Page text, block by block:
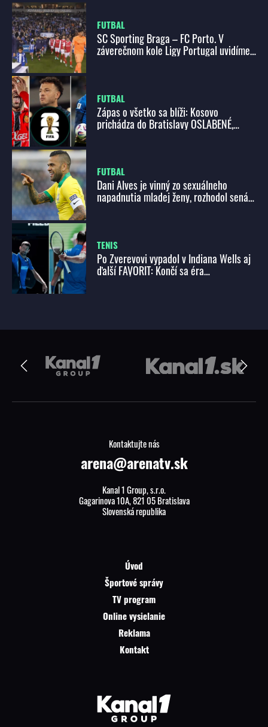
FUTBAL
SC Sporting Braga – FC Porto. V
záverečnom kole Ligy Portugal uvidíme
FUTBAL
Zápas o všetko sa blíži: Kosovo
prichádza do Bratislavy OSLABENÉ,
FUTBAL
Dani Alves je vinný zo sexuálneho
napadnutia mladej ženy, rozhodol senát.
TENIS
Po Zverevovi vypadol v Indiana Wells aj
ďalší FAVORIT: Končí sa éra
Kontaktujte nás
arena@arenatv.sk
Kanal 1 Group, s.r.o.
Gagarinova 10A, 821 05 Bratislava
Slovenská republika
Úvod
Športové správy
TV program
Online vysielanie
Reklama
Kontakt